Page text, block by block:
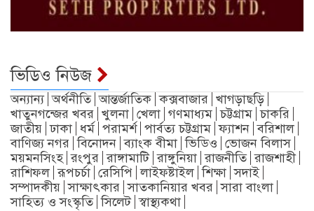
ভিডিও নিউজ
অন্যান্য অর্থনীতি আন্তর্জাতিক কক্সবাজার খাগড়াছড়ি
খাতুনগন্জের খবর খুলনা খেলা গণমাধ্যম চট্টগ্রাম চাকরি
জাতীয় ঢাকা ধর্ম পরামর্শ পার্বত্য চট্টগ্রাম ফ্যাশন বরিশাল
বাণিজ্য নগর বিনোদন ব্যাংক বীমা ভিডিও ভোজন বিলাস
ময়মনসিংহ রংপুর রাঙ্গামাটি রাঙ্গুনিয়া রাজনীতি রাজশাহী
রাশিফল রূপচর্চা রেসিপি লাইফষ্টাইল শিক্ষা সদাই
সম্পাদকীয় সাক্ষাৎকার সাতকানিয়ার খবর সারা বাংলা
সাহিত্য ও সংস্কৃতি সিলেট স্বাস্থ্যকথা